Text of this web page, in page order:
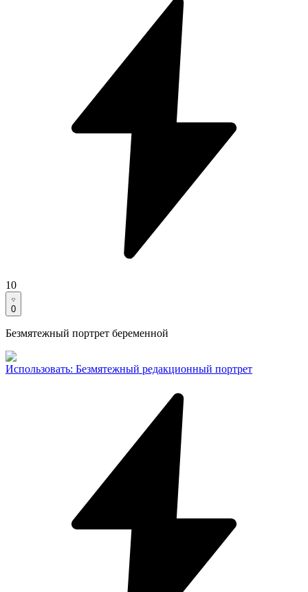
10
0
Безмятежный портрет беременной
Использовать: Безмятежный редакционный портрет